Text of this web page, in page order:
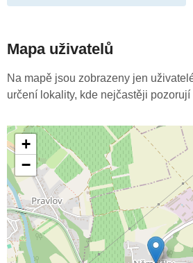
Mapa uživatelů
Na mapě jsou zobrazeny jen
určení lokality, kde nejčastěji pozorují
+
−